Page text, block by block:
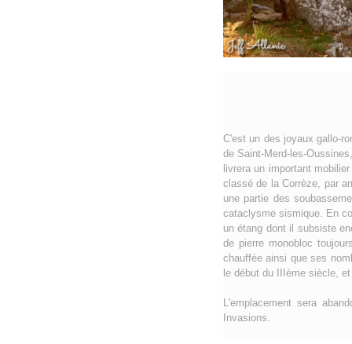
C'est un des joyaux gallo-
de Saint-Merd-les-
livrera un important
classé de la Corrèze, par
une partie des
cataclysme sismique. En
un étang dont il subsiste
de pierre monobloc
chauffée ainsi que ses
le début du IIIème siècle,
L'emplacement sera
Invasions.